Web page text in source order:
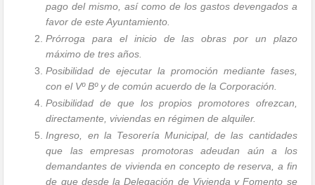
pago del mismo, así como de los gastos devengados a
favor de este Ayuntamiento.
Prórroga para el inicio de las obras por un plazo
máximo de tres años.
Posibilidad de ejecutar la promoción mediante fases,
con el Vº Bº y de común acuerdo de la Corporación.
Posibilidad de que los propios promotores ofrezcan,
directamente, viviendas en régimen de alquiler.
Ingreso, en la Tesorería Municipal, de las cantidades
que las empresas promotoras adeudan aún a los
demandantes de vivienda en concepto de reserva, a fin
de que desde la Delegación de Vivienda y Fomento se